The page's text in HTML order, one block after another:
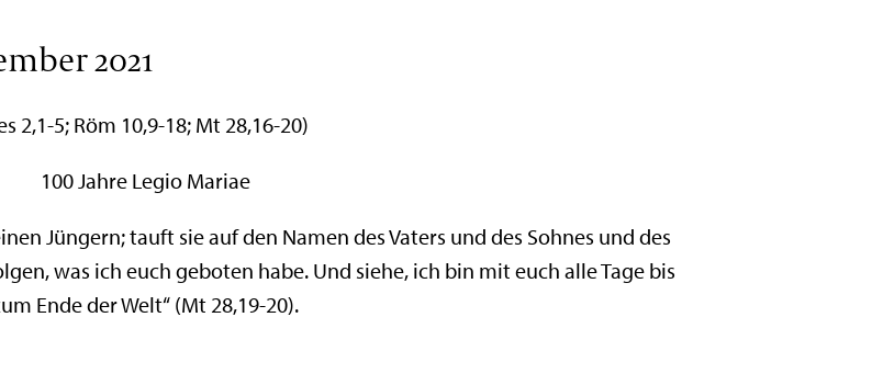
2021
2,1-5; Röm 10,9-18; Mt 28,16-20)
100 Jahre Legio Mariae
Jüngern; tauft sie auf den Namen des Vaters und des Sohnes und des
was ich euch geboten habe. Und siehe, ich bin mit euch alle Tage bis
Ende der Welt“ (Mt 28,19-20).